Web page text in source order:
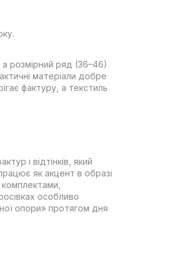
розмірний ряд (36–46)
матеріали добре
фактуру, а текстиль
і відтінків, який
як акцент в образі
особливо
опори» протягом дня